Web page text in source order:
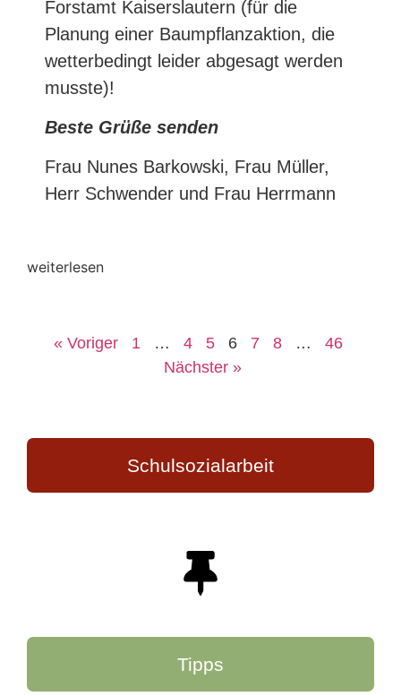
Forstamt Kaiserslautern (für die
Planung einer Baumpflanzaktion, die
wetterbedingt leider abgesagt werden
musste)!
Beste Grüße senden
Frau Nunes Barkowski, Frau Müller,
Herr Schwender und Frau Herrmann
weiterlesen
« Voriger 1 … 4 5 6 7 8 …
46
Nächster »
Schulsozialarbeit
Tipps